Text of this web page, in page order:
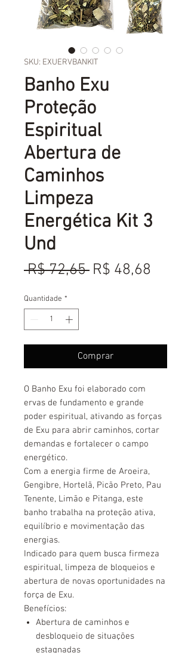
SKU: EXUERVBANKIT
Banho Exu
Proteção
Espiritual
Abertura de
Caminhos
Limpeza
Energética Kit 3
Und
R$ 72,65 Preço
R$ 48,68
Quantidade *
Comprar
O Banho Exu foi elaborado com
ervas de fundamento e grande
poder espiritual, ativando as forças
de Exu para abrir caminhos, cortar
demandas e fortalecer o campo
energético.
Com a energia firme de Aroeira,
Gengibre, Hortelã, Picão Preto, Pau
Tenente, Limão e Pitanga, este
banho trabalha na proteção ativa,
equilíbrio e movimentação das
energias.
Indicado para quem busca firmeza
espiritual, limpeza de bloqueios e
abertura de novas oportunidades na
força de Exu.
Benefícios:
Abertura de caminhos e
desbloqueio de situações
estagnadas